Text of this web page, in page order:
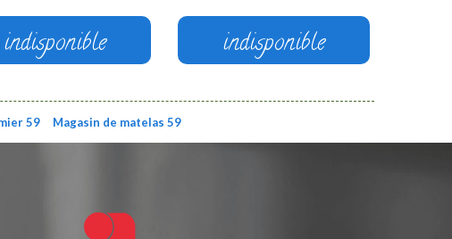
indisponible indisponible
59 Magasin de matelas 59